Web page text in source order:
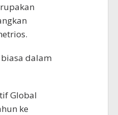
dalam
Global
ke